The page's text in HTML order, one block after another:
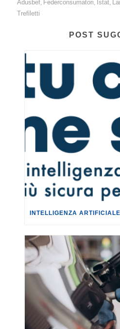
Adusbef, Federconsumatori, Istat,
Trefiletti
POST